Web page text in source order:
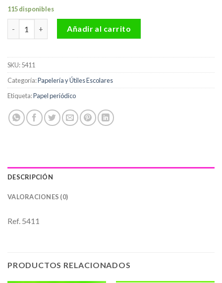
115 disponibles
Pliego papel Periódico cantidad
Añadir al carrito
SKU:5411
Categoría:Papelería y Útiles Escolares
Etiqueta:Papel periódico
DESCRIPCIÓN
VALORACIONES (0)
Ref. 5411
PRODUCTOS RELACIONADOS